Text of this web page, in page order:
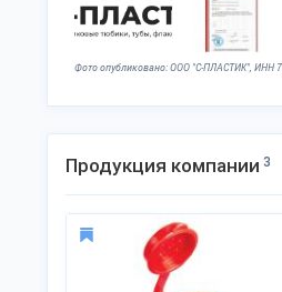
Фото опубликовано: ООО "С-ПЛАСТИК", ИНН
Продукция компании 3